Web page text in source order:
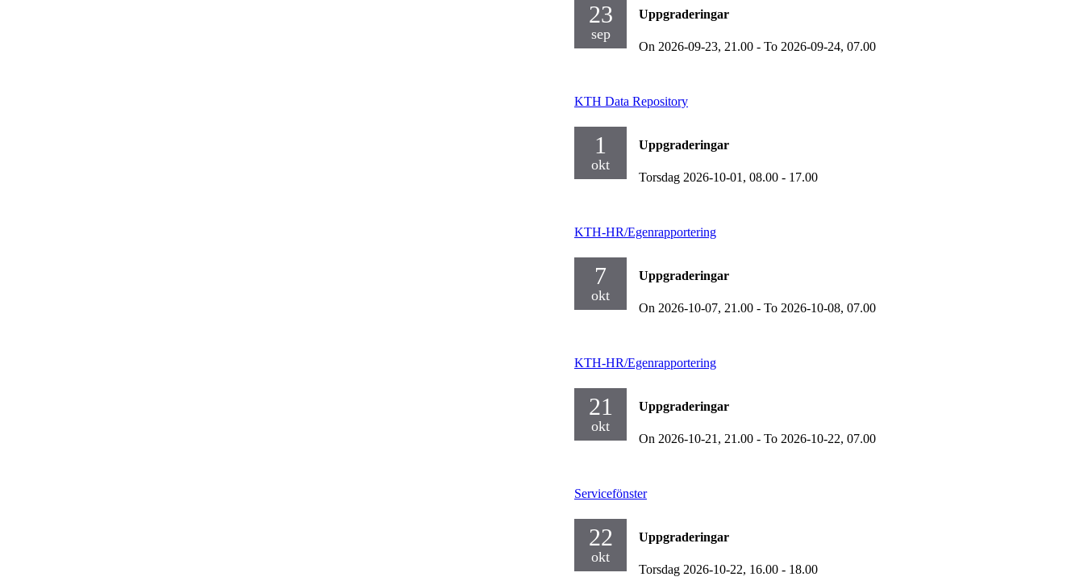
23
sep
Uppgraderingar
On 2026-09-23, 21.00 - To 2026-09-24, 07.00
KTH Data Repository
1
okt
Uppgraderingar
Torsdag 2026-10-01, 08.00 - 17.00
KTH-HR/Egenrapportering
7
okt
Uppgraderingar
On 2026-10-07, 21.00 - To 2026-10-08, 07.00
KTH-HR/Egenrapportering
21
okt
Uppgraderingar
On 2026-10-21, 21.00 - To 2026-10-22, 07.00
Servicefönster
22
okt
Uppgraderingar
Torsdag 2026-10-22, 16.00 - 18.00